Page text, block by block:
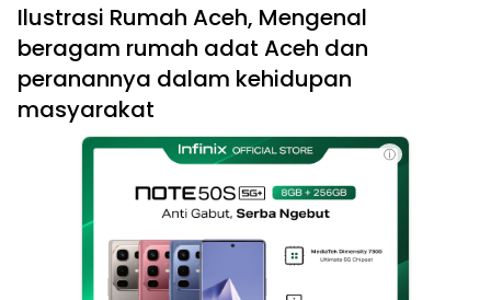
Ilustrasi Rumah Aceh, Mengenal
beragam rumah adat Aceh dan
peranannya dalam kehidupan
masyarakat
ⓘ